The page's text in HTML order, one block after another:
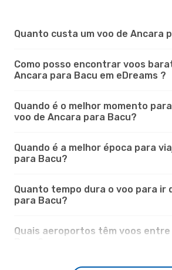
Quanto custa um voo de Ancara
Como posso encontrar voos
Ancara para Bacu em eDreams ?
Quando é o melhor momento
voo de Ancara para Bacu?
Quando é a melhor época para
para Bacu?
Quanto tempo dura o voo para ir
para Bacu?
Quais aeroportos têm voos entre